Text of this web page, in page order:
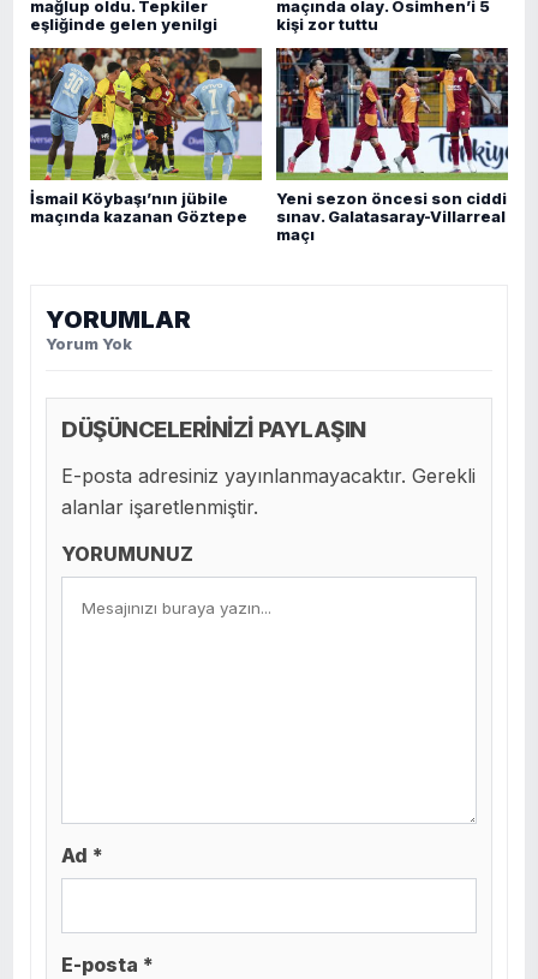
mağlup oldu. Tepkiler
eşliğinde gelen yenilgi
maçında olay. Osimhen’i 5
kişi zor tuttu
İsmail Köybaşı’nın jübile
maçında kazanan Göztepe
Yeni sezon öncesi son ciddi
sınav. Galatasaray-Villarreal
maçı
YORUMLAR
Yorum Yok
DÜŞÜNCELERİNİZİ PAYLAŞIN
E-posta adresiniz yayınlanmayacaktır. Gerekli
alanlar işaretlenmiştir.
YORUMUNUZ
Ad *
E-posta *